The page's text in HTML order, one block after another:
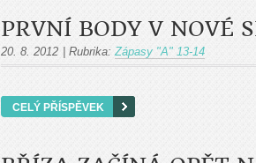
PRVNÍ BODY V NOVÉ
20. 8. 2012 Rubrika: Zápasy "A" 13-14
CELÝ PŘÍSPĚVEK